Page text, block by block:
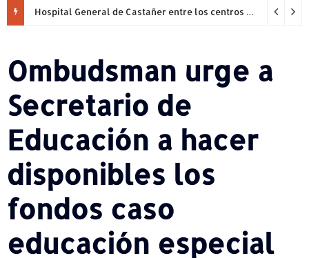
Hospital General de Castañer entre los centros de salud comunitarios con mejor desempeño clínico de Estados Unidos
Ombudsman urge a
Secretario de
Educación a hacer
disponibles los
fondos caso
educación especial